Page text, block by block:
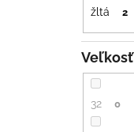
žltá 2
Veľkosť
32 0